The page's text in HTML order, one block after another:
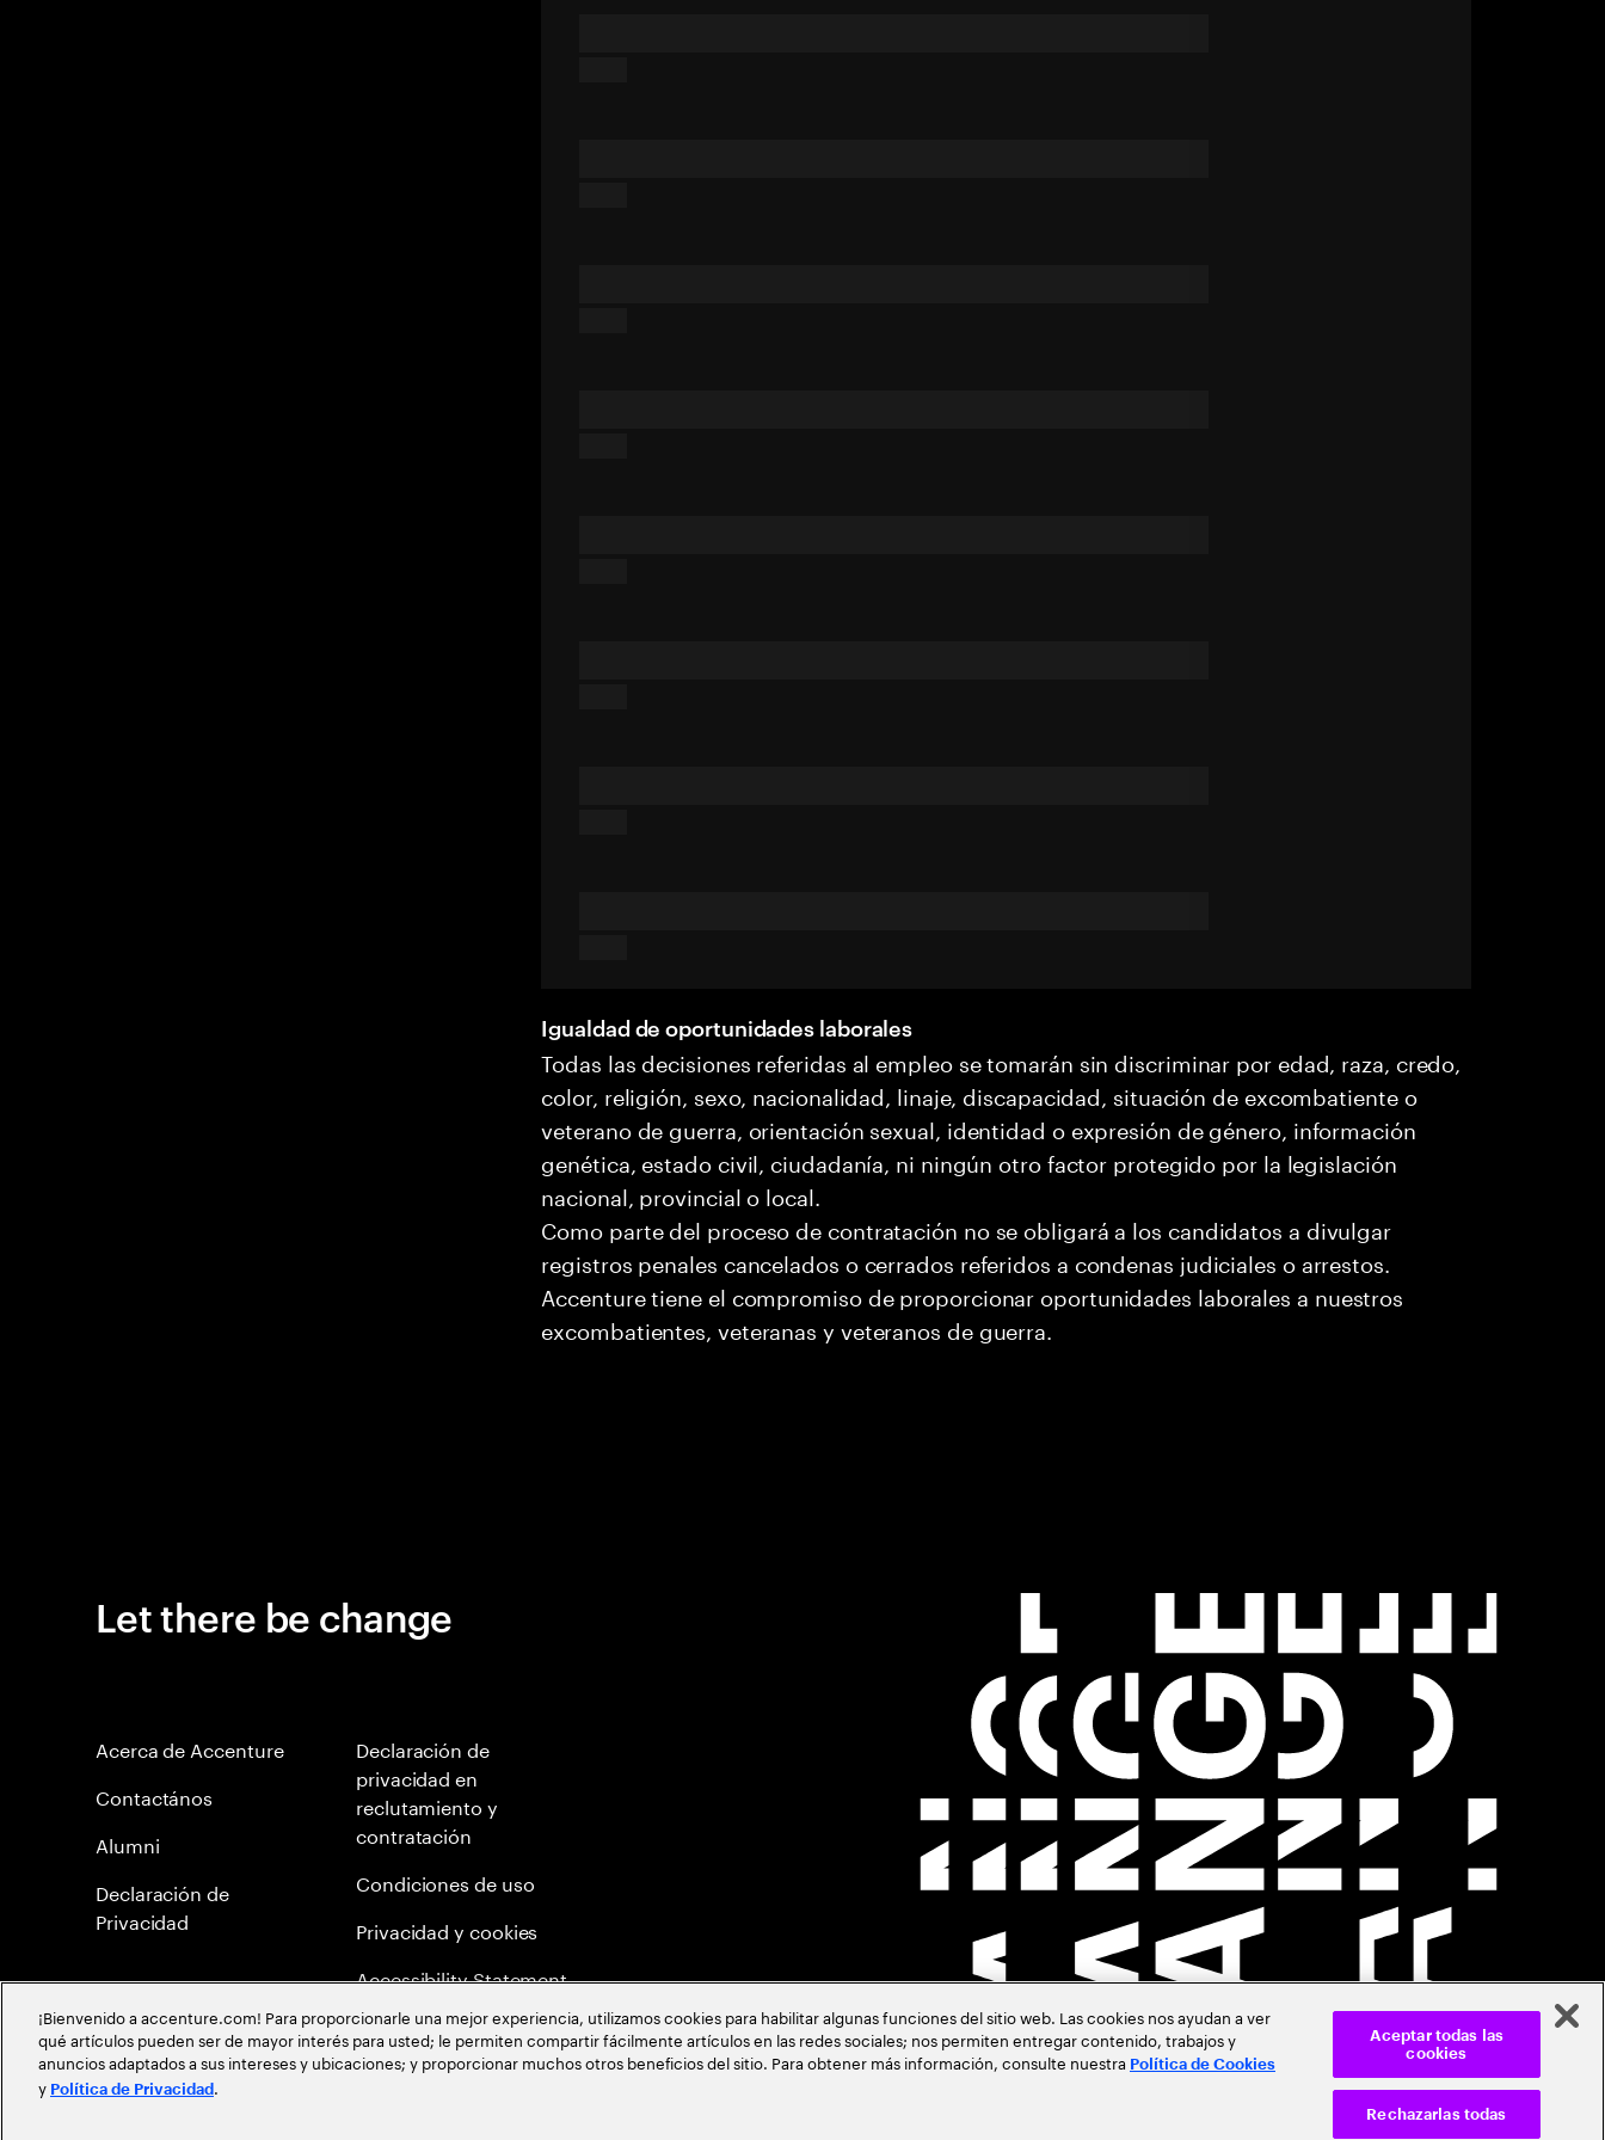
Igualdad de oportunidades laborales
Todas las decisiones referidas al empleo se tomarán sin discriminar por edad, raza, credo,
color, religión, sexo, nacionalidad, linaje, discapacidad, situación de excombatiente o
veterano de guerra, orientación sexual, identidad o expresión de género, información
genética, estado civil, ciudadanía, ni ningún otro factor protegido por la legislación
nacional, provincial o local.
Como parte del proceso de contratación no se obligará a los candidatos a divulgar
registros penales cancelados o cerrados referidos a condenas judiciales o arrestos.
Accenture tiene el compromiso de proporcionar oportunidades laborales a nuestros
excombatientes, veteranas y veteranos de guerra.
Let there be change
Acerca de Accenture
Contactános
Alumni
Declaración de
Privacidad
Declaración de
privacidad en
reclutamiento y
contratación
Condiciones de uso
Privacidad y cookies
Accessibility Statement
Mapa del Sitio
Política de meritocracia
¡Bienvenido a accenture.com! Para proporcionarle una mejor experiencia, utilizamos cookies para habilitar algunas funciones del sitio web. Las cookies nos ayudan a ver
qué artículos pueden ser de mayor interés para usted; le permiten compartir fácilmente artículos en las redes sociales; nos permiten entregar contenido, trabajos y
anuncios adaptados a sus intereses y ubicaciones; y proporcionar muchos otros beneficios del sitio. Para obtener más información, consulte nuestra Política de Cookies
y Política de Privacidad .
Rechazarlas todas
Aceptar todas las
cookies